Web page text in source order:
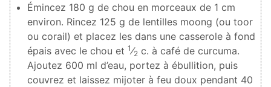
Émincez 180 g de chou en morceaux de 1 cm
environ. Rincez 125 g de lentilles moong (ou toor
ou corail) et placez les dans une casserole à fond
épais avec le chou et 1⁄2 c. à café de curcuma.
Ajoutez 600 ml d’eau, portez à ébullition, puis
couvrez et laissez mijoter à feu doux pendant 40